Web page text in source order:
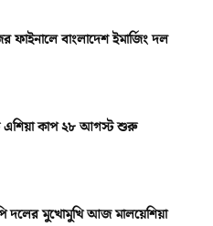
ফাইনালে বাংলাদেশ ইমার্জিং দল
এশিয়া কাপ ২৮ আগস্ট শুরু
দলের মুখোমুখি আজ মালয়েশিয়া